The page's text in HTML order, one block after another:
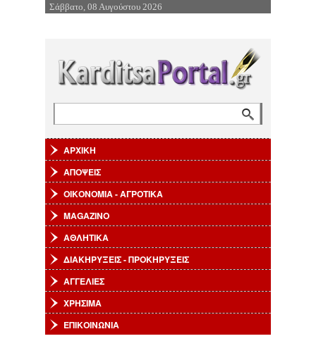
Επιστροφή στην Πλοήγηση
Σάββατο, 08 Αυγούστου 2026
ΑΡΧΙΚΗ
ΑΠΟΨΕΙΣ
ΟΙΚΟΝΟΜΙΑ - ΑΓΡΟΤΙΚΑ
MAGAZINO
ΑΘΛΗΤΙΚΑ
ΔΙΑΚΗΡΥΞΕΙΣ - ΠΡΟΚΗΡΥΞΕΙΣ
ΑΓΓΕΛΙΕΣ
ΧΡΗΣΙΜΑ
ΕΠΙΚΟΙΝΩΝΙΑ